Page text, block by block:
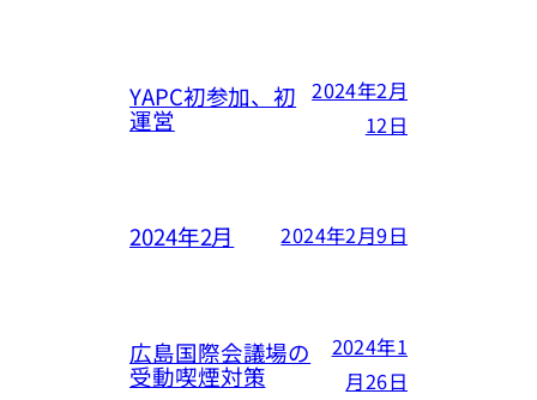
YAPC初参加、初
運営
2024年2月
12日
2024年2月 2024年2月9日
広島国際会議場の
受動喫煙対策
2024年1
月26日